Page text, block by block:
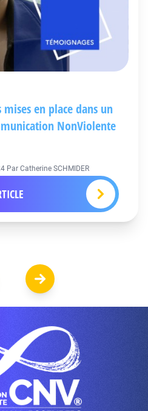
mises en place dans un
NonViolente
Par Catherine SCHMIDER